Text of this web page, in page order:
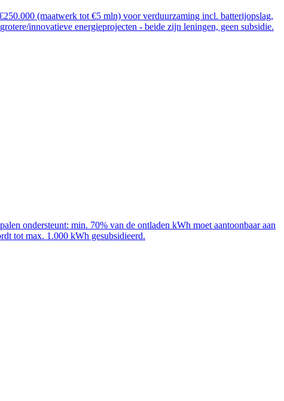
(maatwerk tot €5 mln) voor verduurzaming incl. batterijopslag,
innovatieve energieprojecten - beide zijn leningen, geen subsidie.
ondersteunt: min. 70% van de ontladen kWh moet aantoonbaar aan
tot max. 1.000 kWh gesubsidieerd.